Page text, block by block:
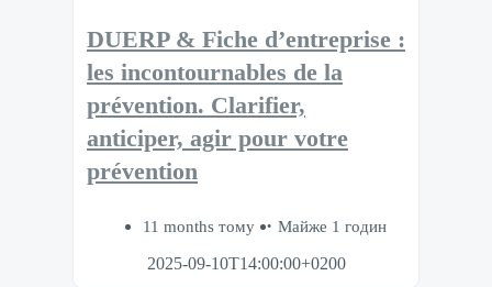
DUERP & Fiche d’entreprise :
les incontournables de la
prévention. Clarifier,
anticiper, agir pour votre
prévention​
11 months тому
Майже 1 годин
2025-09-10T14:00:00+0200